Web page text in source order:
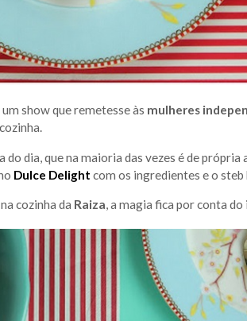
show que remetesse às mulheres
do dia, que na maioria das vezes é de
Dulce Delight com os ingredientes e o steb
cozinha da Raiza, a magia fica por conta